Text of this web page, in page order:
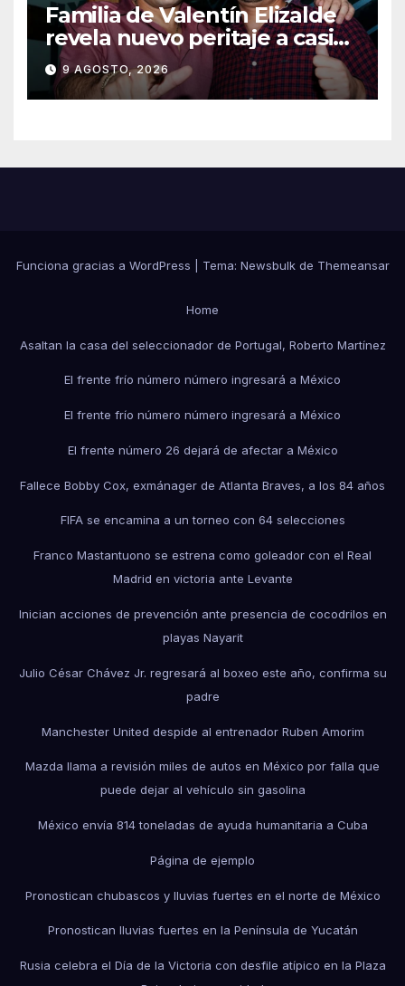
Familia de Valentín Elizalde
revela nuevo peritaje a casi
20 años de su homîcîdîo
9 AGOSTO, 2026
Funciona gracias a WordPress Tema: Newsbulkde Themeansar
Home
Asaltan la casa del seleccionador de Portugal, Roberto Martínez
El frente frío número número ingresará a México
El frente frío número número ingresará a México
El frente número 26 dejará de afectar a México
Fallece Bobby Cox, exmánager de Atlanta Braves, a los 84 años
FIFA se encamina a un torneo con 64 selecciones
Franco Mastantuono se estrena como goleador con el Real
Madrid en victoria ante Levante
Inician acciones de prevención ante presencia de cocodrilos en
playas Nayarit
Julio César Chávez Jr. regresará al boxeo este año, confirma su
padre
Manchester United despide al entrenador Ruben Amorim
Mazda llama a revisión miles de autos en México por falla que
puede dejar al vehículo sin gasolina
México envía 814 toneladas de ayuda humanitaria a Cuba
Página de ejemplo
Pronostican chubascos y lluvias fuertes en el norte de México
Pronostican lluvias fuertes en la Península de Yucatán
Rusia celebra el Día de la Victoria con desfile atípico en la Plaza